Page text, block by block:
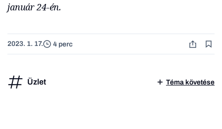
január 24-én.
2023. 1. 17. 4 perc
Üzlet Téma követése